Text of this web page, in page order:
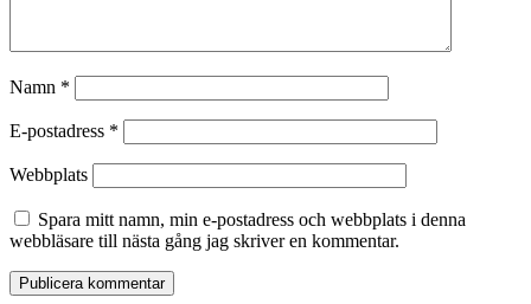
Namn *
E-postadress *
Webbplats
Spara mitt namn, min e-postadress och webbplats i denna
webbläsare till nästa gång jag skriver en kommentar.